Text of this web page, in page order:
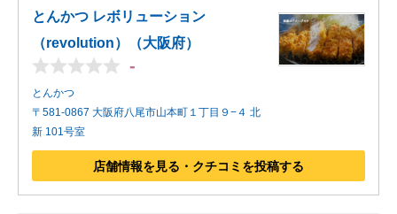
とんかつ レボリューション
（revolution）（大阪府）
-
とんかつ
〒581-0867 大阪府八尾市山本町１丁目９−４ 北
新 101号室
店舗情報を見る・クチコミを投稿する